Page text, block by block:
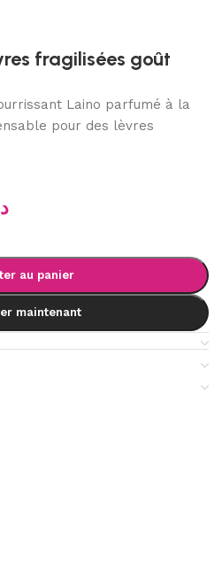
fragilisées goût
Laino parfumé à la
pour des lèvres
au panier
maintenant